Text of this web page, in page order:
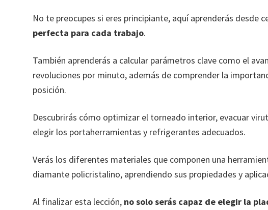
No te preocupes si eres principiante, aquí aprenderás desde
perfecta para cada trabajo.
También aprenderás a calcular parámetros clave como el
revoluciones por minuto, además de comprender la
posición.
Descubrirás cómo optimizar el torneado interior, evacuar
elegir los portaherramientas y refrigerantes adecuados.
Verás los diferentes materiales que componen una
diamante policristalino, aprendiendo sus propiedades y
Al finalizar esta lección, no solo serás capaz de elegir la